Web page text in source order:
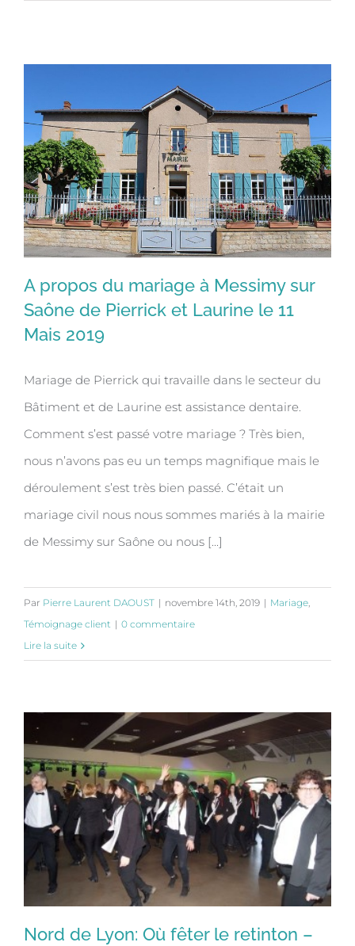
A propos du mariage à Messimy sur
Saône de Pierrick et Laurine le 11 Mais
2019
A propos du mariage à Messimy sur
Saône de Pierrick et Laurine le 11
Mais 2019
Mariage de Pierrick qui travaille dans le secteur du
Bâtiment et de Laurine est assistance dentaire.
Comment s’est passé votre mariage ? Très bien,
nous n’avons pas eu un temps magnifique mais le
déroulement s’est très bien passé. C’était un
mariage civil nous nous sommes mariés à la mairie
de Messimy sur Saône ou nous [...]
Par Pierre Laurent DAOUST | novembre 14th, 2019 | Mariage,
Témoignage client | 0 commentaire
Lire la suite
Nord de Lyon: Où fêter le retinton –